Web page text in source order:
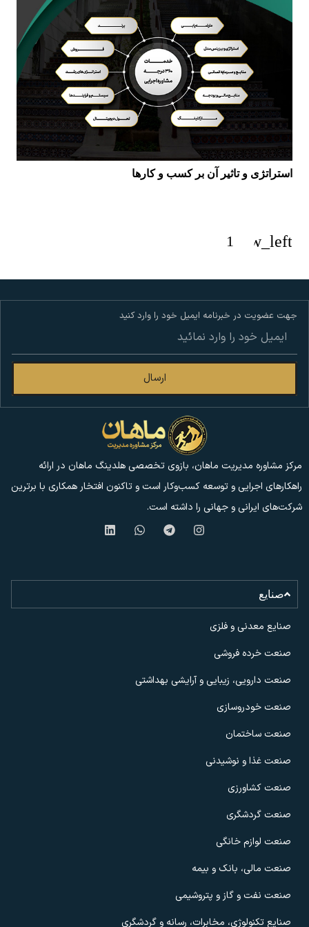
استراتژی و تاثیر آن بر کسب و کارها
1
مرکز مشاوره مدیریت ماهان، بازوی تخصصی هلدینگ ماهان در ارائه
راهکارهای اجرایی و توسعه کسب‌وکار است و تاکنون افتخار همکاری با برترین
شرکت‌های ایرانی و جهانی را داشته است.
جهت عضویت در خبرنامه ایمیل خود را وارد کنید
ارسال
صنایع
صنایع معدنی و فلزی
صنعت خرده فروشی
صنعت دارویی، زیبایی و آرایشی بهداشتی
صنعت خودروسازی
صنعت ساختمان
صنعت غذا و نوشیدنی
صنعت کشاورزی
صنعت گردشگری
صنعت لوازم خانگی
صنعت مالی، بانک و بیمه
صنعت نفت و گاز و پتروشیمی
صنایع تکنولوژی، مخابرات، رسانه و گردشگری